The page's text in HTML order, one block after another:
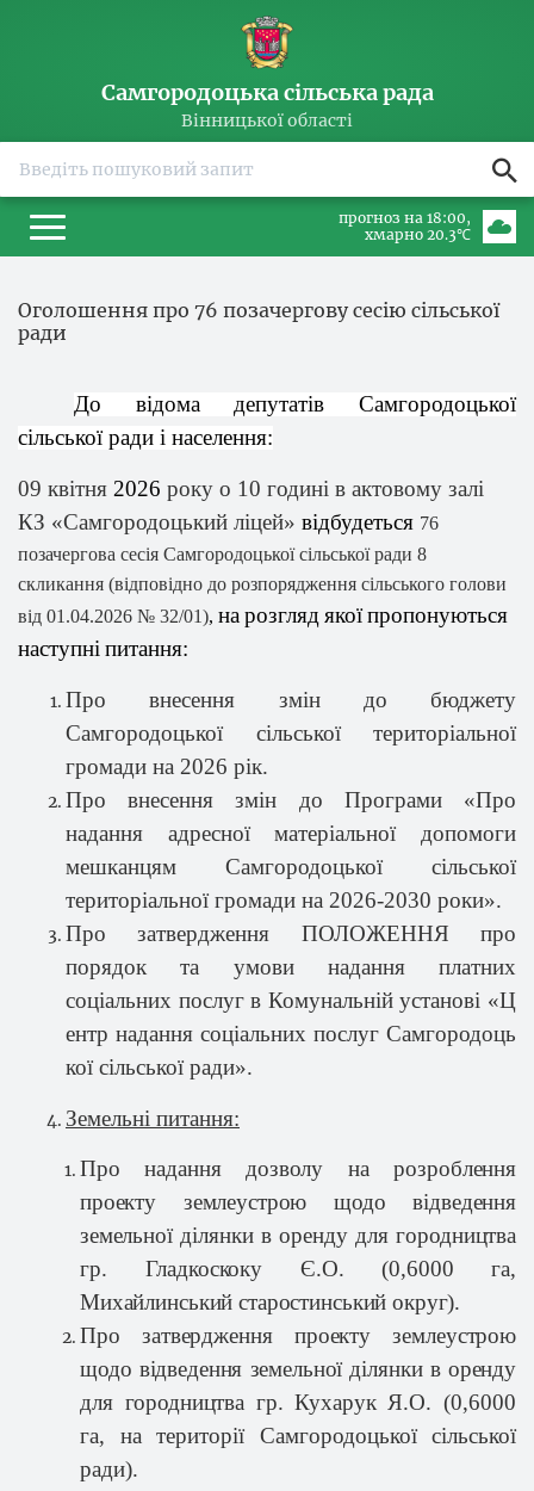
Самгородоцька сільська рада
Вінницької області
прогноз на 18:00
хмарно 20.3℃
Оголошення про 76 позачергову сесію сільської
ради
До відома депутатів Самгородоцької
сільськоїради і населення:
09 квітня 2026 року о 10 годині в актовому залі
КЗ «Самгородоцький ліцей» відбудеться 76
позачергова сесія Самгородоцької сільської ради 8
скликання (відповідно до розпорядження сільського голови
від 01.04.2026 № 32/01), нарозглядякоїпропонуються
наступніпитання:
Про внесення змін до бюджету
Самгородоцької сільської територіальної
громади на 2026 рік.
Про внесення змін до Програми «Про
надання адресної матеріальної допомоги
мешканцям Самгородоцької сільської
територіальної громади на 2026-2030 роки».
Про затвердження ПОЛОЖЕННЯ про
порядок та умови надання платних
соціальних послугв Комунальній установі «Ц
ентр надання соціальних послуг Самгородоць
кої сільської ради».
Земельні питання:
Про надання дозволу на розроблення
проекту землеустрою щодо відведення
земельної ділянки в оренду для городництва
гр. Гладкоскоку Є.О. (0,6000 га,
Михайлинський старостинський округ).
Про затвердження проекту землеустрою
щодо відведення земельної ділянки в оренду
для городництва гр. Кухарук Я.О. (0,6000
га, на території Самгородоцької сільської
ради).